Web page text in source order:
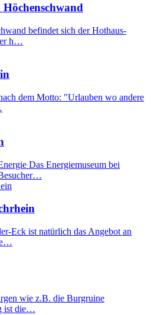
befindet sich der Hothaus-
h…
dem Motto: "Urlauben wo andere
Das Energiemuseum bei
Eck ist natürlich das Angebot an
wie z.B. die Burgruine
ist die…